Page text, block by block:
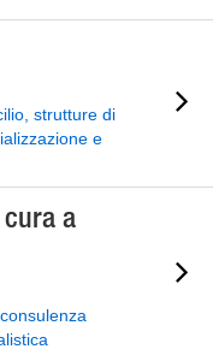
strutture di
e
a